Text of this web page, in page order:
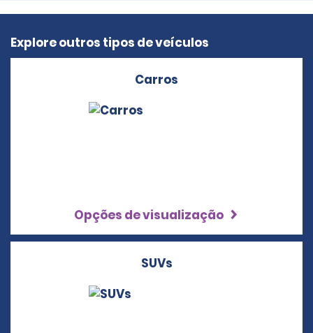
Explore outros tipos de veículos
Carros
Opções de visualização
SUVs